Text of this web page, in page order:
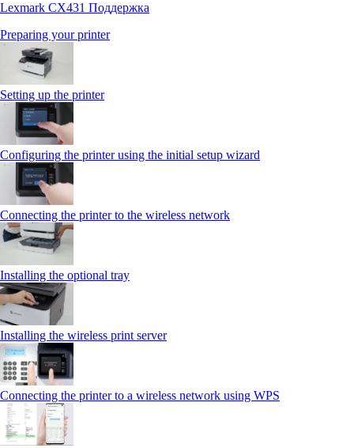
Lexmark CX431 Поддержка
Preparing your printer
Setting up the printer
Configuring the printer using the initial setup wizard
Connecting the printer to the wireless network
Installing the optional tray
Installing the wireless print server
Connecting the printer to a wireless network using WPS